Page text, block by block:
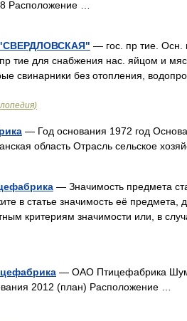
Расположение …
— гос. пр тие. Осн.
пр тие для снабжения нас. яйцом и
свинарники без отопления,
— Год основания 1972 год
область Отрасль сельское
— Значимость предмета
в статье значимость её предмета,
критериям значимости или, в
— ОАО Птицефабрика
2012 (план) Расположение …